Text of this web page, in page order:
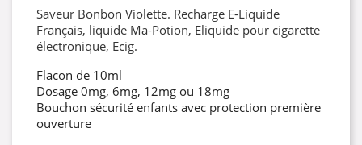
Saveur Bonbon Violette. Recharge E-Liquide
Français, liquide Ma-Potion, Eliquide pour cigarette
électronique, Ecig.
Flacon de 10ml
Dosage 0mg, 6mg, 12mg ou 18mg
Bouchon sécurité enfants avec protection première
ouverture